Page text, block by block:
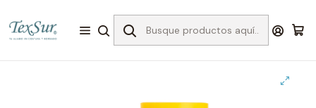
Hilos para Bordar
Enkalen 4.000 mts
3504 hilo bordar burdeo 4000 mts.